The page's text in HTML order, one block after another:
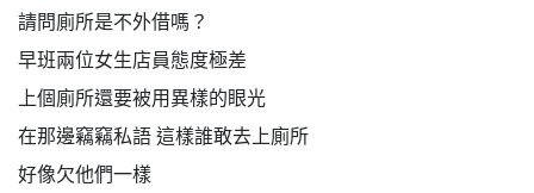
請問廁所是不外借嗎？
早班兩位女生店員態度極差
上個廁所還要被用異樣的眼光
在那邊竊竊私語 這樣誰敢去上廁所
好像欠他們一樣